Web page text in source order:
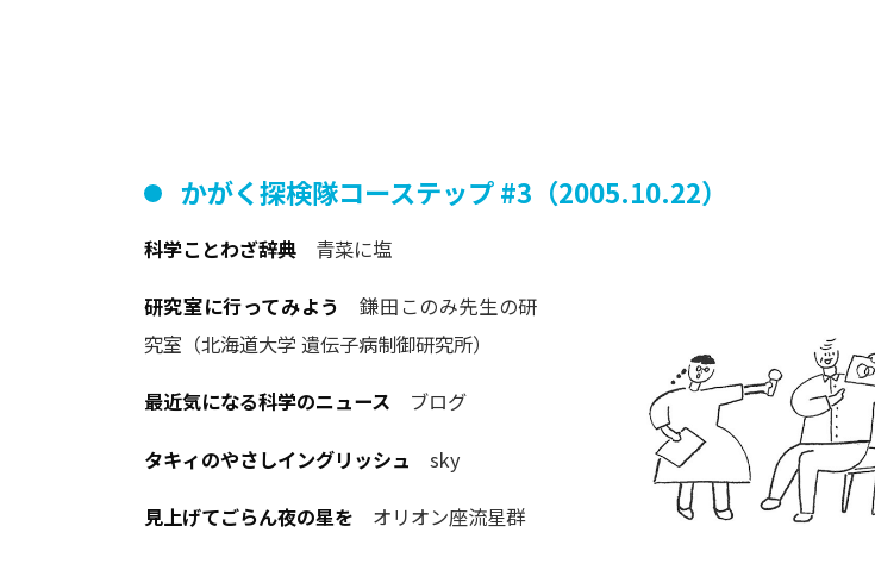
かがく探検隊コーステップ#3（2005.10.22）
科学ことわざ辞典青菜に塩
研究室に行ってみよう
鎌田このみ先生の研
究室（北海道大学 遺伝子病制御研究所）
最近気になる科学のニュース ブログ
タキィのやさしイングリッシュ sky
見上げてごらん夜の星を オリオン座流星群